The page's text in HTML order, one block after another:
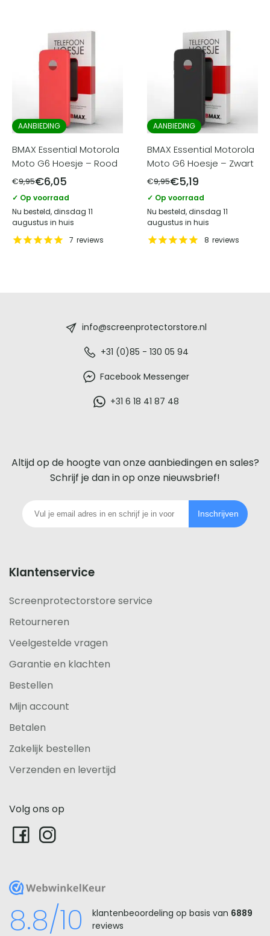
AANBIEDING
BMAX Essential Motorola
Moto G6 Hoesje – Rood
€9,95€6,05
✓ Op voorraad
Nu besteld, dinsdag 11
augustus in huis
7 reviews
AANBIEDING
BMAX Essential Motorola
Moto G6 Hoesje – Zwart
€9,95€5,19
✓ Op voorraad
Nu besteld, dinsdag 11
augustus in huis
8 reviews
voor
iedere
telefoon
info@screenprotectorstore.nl
+31 (0)85 - 130 05 94
Facebook Messenger
+31 6 18 41 87 48
Altijd op de hoogte van onze aanbiedingen en sales?
Schrijf je dan in op onze nieuwsbrief!
Inschrijven
Klantenservice
Screenprotectorstore service
Retourneren
Veelgestelde vragen
Garantie en klachten
Bestellen
Mijn account
Betalen
Zakelijk bestellen
Verzenden en levertijd
Volg ons op
WebwinkelKeur
8.8/10 klantenbeoordeling op basis van 6889
reviews